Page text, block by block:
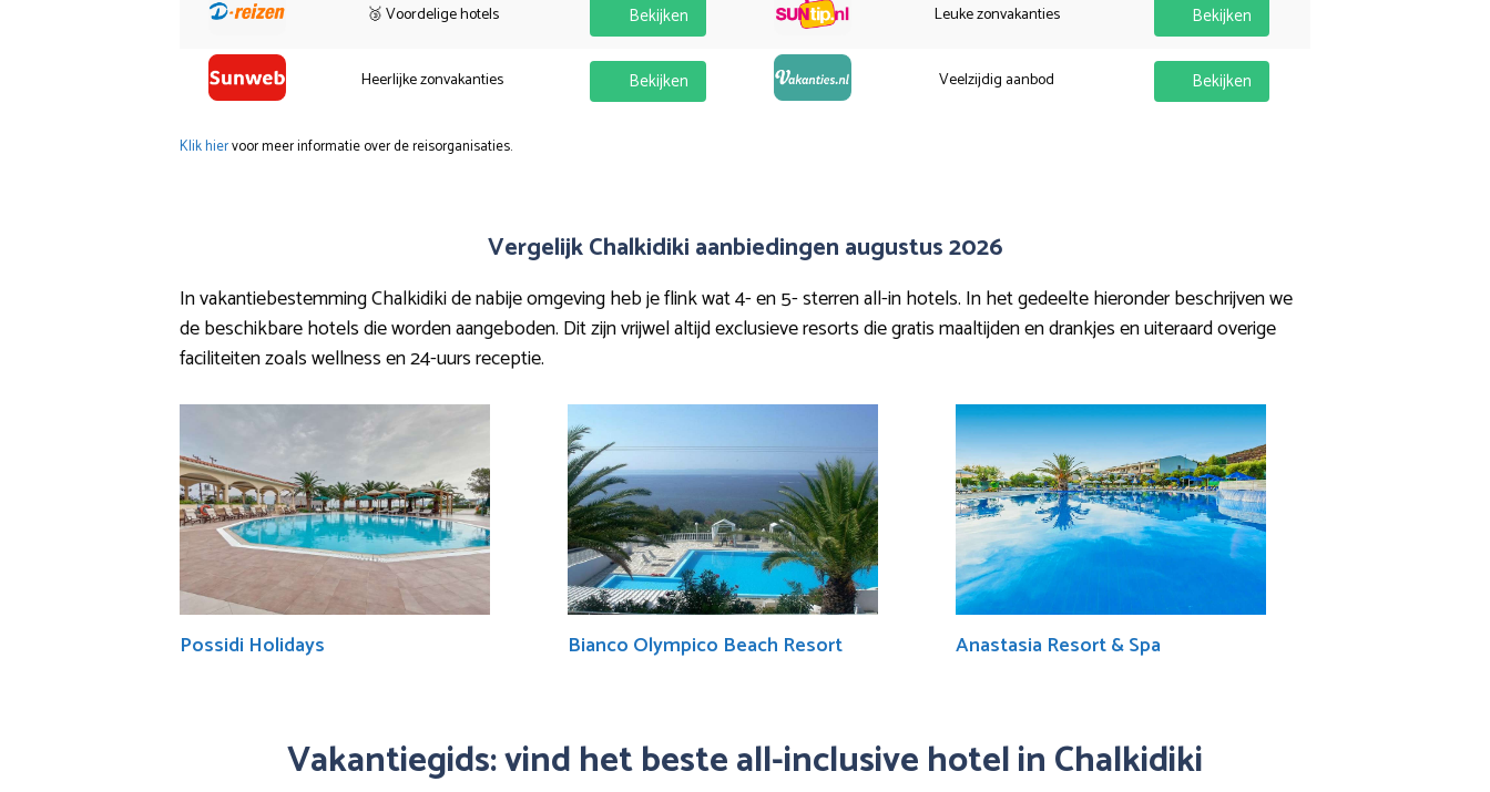
🥉 Voordelige hotels Bekijken
Heerlijke zonvakanties Bekijken
Leuke zonvakanties Bekijken
Veelzijdig aanbod Bekijken
Klik hiervoor meer informatie over de reisorganisaties.
Vergelijk Chalkidiki aanbiedingen augustus 2026
In vakantiebestemming Chalkidiki de nabije omgeving heb je flink wat 4- en 5- sterren all-in hotels. In het gedeelte hieronder beschrijven we
de beschikbare hotels die worden aangeboden. Dit zijn vrijwel altijd exclusieve resorts die gratis maaltijden en drankjes en uiteraard overige
faciliteiten zoals wellness en 24-uurs receptie.
Possidi Holidays Bianco Olympico Beach Resort Anastasia Resort & Spa
Vakantiegids: vind het beste all-inclusive hotel in Chalkidiki